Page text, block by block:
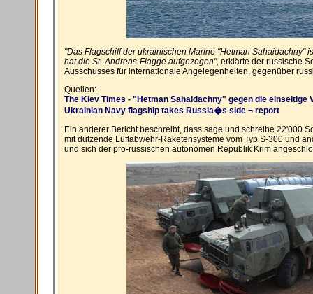
"Das Flagschiff der ukrainischen Marine "Hetman Sahaidachny"
hat die St.-Andreas-Flagge aufgezogen", erklärte der russische
Ausschusses für internationale Angelegenheiten, gegenüber
Quellen:
The Kiev Times - "Hetman Sahaidachny" gegen die einseitige
Ukrainian Navy flagship takes Russia�s side ¬ report
Ein anderer Bericht beschreibt, dass sage und schreibe 22'000
mit dutzende Luftabwehr-Raketensysteme vom Typ S-300 und
und sich der pro-russischen autonomen Republik Krim